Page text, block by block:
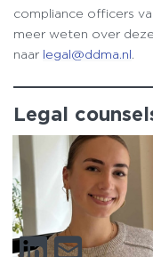
compliance officers
meer weten over
naar legal@ddma.nl
Legal